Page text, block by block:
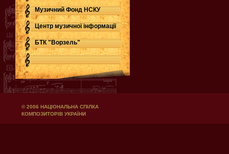
Музичний Фонд НСКУ
Центр музичної інформації
БТК "Ворзель"
© 2006 НАЦІОНАЛЬНА СПІЛКА
КОМПОЗИТОРІВ УКРАЇНИ